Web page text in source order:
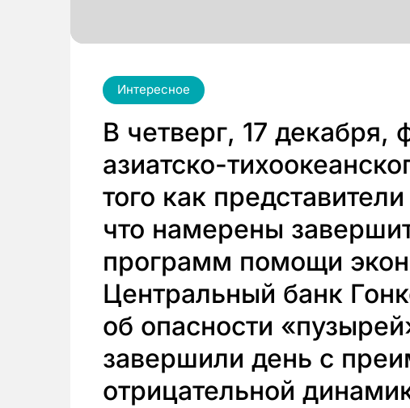
Интересное
В четверг, 17
азиатско-
того как
что намерены
программ помощи
Центральный банк
об опасности
завершили день с
отрицательной